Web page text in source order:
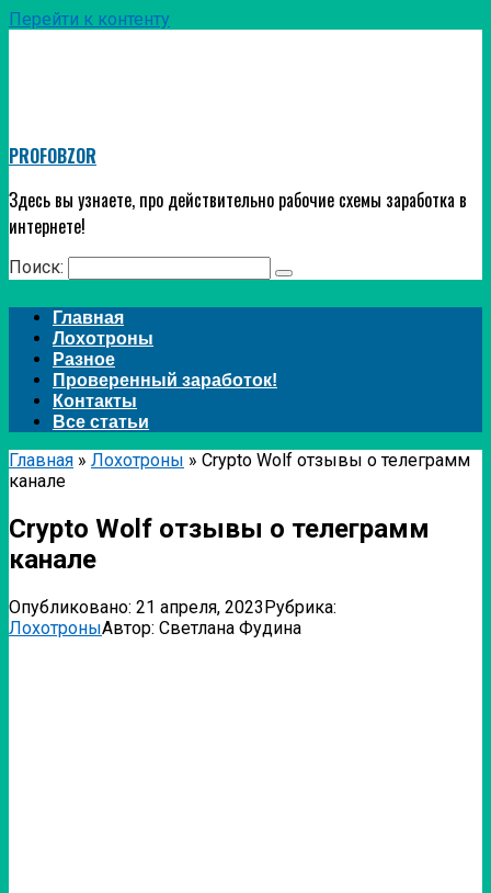
Перейти к контенту
PROFOBZOR
Здесь вы узнаете, про действительно рабочие схемы заработка в
интернете!
Поиск:
Главная
Лохотроны
Разное
Проверенный заработок!
Контакты
Все статьи
Главная » Лохотроны » Crypto Wolf отзывы о телеграмм
канале
Crypto Wolf отзывы о телеграмм
канале
Опубликовано: 21 апреля, 2023Рубрика:
ЛохотроныАвтор: Светлана Фудина